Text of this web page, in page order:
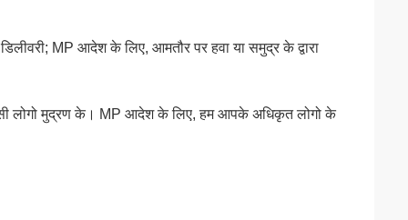
MP आदेश के लिए, आमतौर पर हवा या समुद्र के द्वारा
लोगो मुद्रण के। MP आदेश के लिए, हम आपके अधिकृत लोगो के